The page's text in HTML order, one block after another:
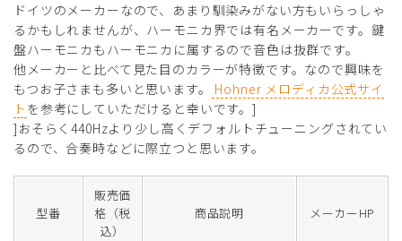
ドイツのメーカーなので、あまり馴染みがない方もいらっしゃ
るかもしれませんが、ハーモニカ界では有名メーカーです。鍵
盤ハーモニカもハーモニカに属するので音色は抜群です。
他メーカーと比べて見た目のカラーが特徴です。なので興味を
もつお子さまも多いと思います。
Hohner メロディカ公式サイ
ト を参考にしていただけると幸いです。]
]おそらく440Hzより少し高くデフォルトチューニングされてい
るので、合奏時などに際立つと思います。
型番
販売価
格（税
込）
商品説明 メーカーHP